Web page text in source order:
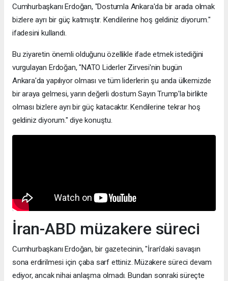
Cumhurbaşkanı Erdoğan, "Dostumla Ankara'da bir arada olmak
bizlere ayrı bir güç katmıştır. Kendilerine hoş geldiniz diyorum."
ifadesini kullandı.
Bu ziyaretin önemli olduğunu özellikle ifade etmek istediğini
vurgulayan Erdoğan, "NATO Liderler Zirvesi'nin bugün
Ankara'da yapılıyor olması ve tüm liderlerin şu anda ülkemizde
bir araya gelmesi, yarın değerli dostum Sayın Trump'la birlikte
olması bizlere ayrı bir güç katacaktır. Kendilerine tekrar hoş
geldiniz diyorum." diye konuştu.
İran-ABD müzakere süreci
Cumhurbaşkanı Erdoğan, bir gazetecinin, "İran'daki savaşın
sona erdirilmesi için çaba sarf ettiniz. Müzakere süreci devam
ediyor, ancak nihai anlaşma olmadı. Bundan sonraki süreçte